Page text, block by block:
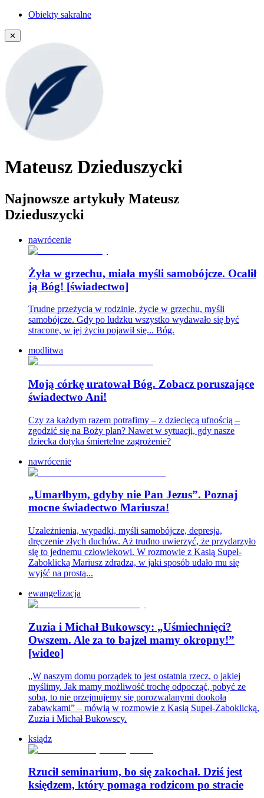
Obiekty sakralne
✕
Mateusz Dzieduszycki
Najnowsze artykuły Mateusz
Dzieduszycki
nawrócenie
Żyła w grzechu, miała myśli samobójcze. Ocalił
ją Bóg! [świadectwo]
Trudne przeżycia w rodzinie, życie w grzechu, myśli
samobójcze. Gdy po ludzku wszystko wydawało się być
stracone, w jej życiu pojawił się... Bóg.
modlitwa
Moją córkę uratował Bóg. Zobacz poruszające
świadectwo Ani!
Czy za każdym razem potrafimy – z dziecięcą ufnością –
zgodzić się na Boży plan? Nawet w sytuacji, gdy nasze
dziecka dotyka śmiertelne zagrożenie?
nawrócenie
„Umarłbym, gdyby nie Pan Jezus”. Poznaj
mocne świadectwo Mariusza!
Uzależnienia, wypadki, myśli samobójcze, depresja,
dręczenie złych duchów. Aż trudno uwierzyć, że przydarzyło
się to jednemu człowiekowi. W rozmowie z Kasią Supeł-
Zaboklicką Mariusz zdradza, w jaki sposób udało mu się
wyjść na prostą...
ewangelizacja
Zuzia i Michał Bukowscy: „Uśmiechnięci?
Owszem. Ale za to bajzel mamy okropny!”
[wideo]
„W naszym domu porządek to jest ostatnia rzecz, o jakiej
myślimy. Jak mamy możliwość trochę odpocząć, pobyć ze
sobą, to nie przejmujemy się porozwalanymi dookoła
zabawkami” – mówią w rozmowie z Kasią Supeł-Zaboklicką,
Zuzia i Michał Bukowscy.
ksiądz
Rzucił seminarium, bo się zakochał. Dziś jest
księdzem, który pomaga rodzicom po stracie